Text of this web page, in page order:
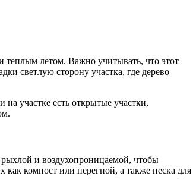
теплым летом. Важно учитывать, что этот
светлую сторону участка, где дерево
участке есть открытые участки,
и воздухопроницаемой, чтобы
компост или перегной, а также песка для